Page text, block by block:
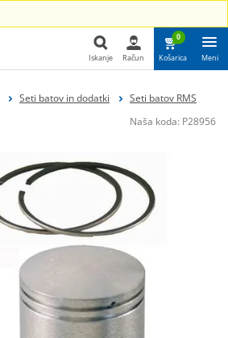
Iskanje
Iskanje Račun
0
Košarica Meni
Seti batov in dodatki
Seti batov RMS
Naša koda: P28956